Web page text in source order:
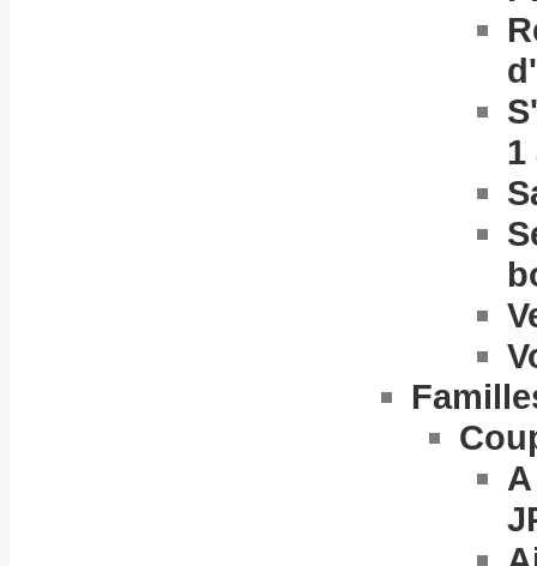
1